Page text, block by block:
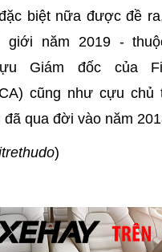
biệt nữa được đề
năm 2019 -
Giám đốc của
cũng như cựu chủ
đã qua đời vào năm
)